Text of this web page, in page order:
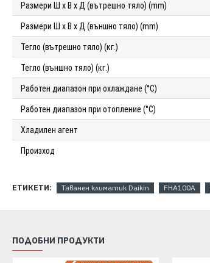
Размери Ш х В х Д (вътрешно тяло) (mm)
Размери Ш х В х Д (външно тяло) (mm)
Тегло (вътрешно тяло) (кг.)
Тегло (външно тяло) (кг.)
Работен диапазон при охлаждане (°С)
Работен диапазон при отопление (°С)
Хладилен агент
Произход
ЕТИКЕТИ: Таванен климатик Daikin FHA100A
ПОДОБНИ ПРОДУКТИ